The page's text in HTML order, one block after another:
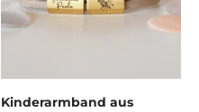
Kinderarmband aus